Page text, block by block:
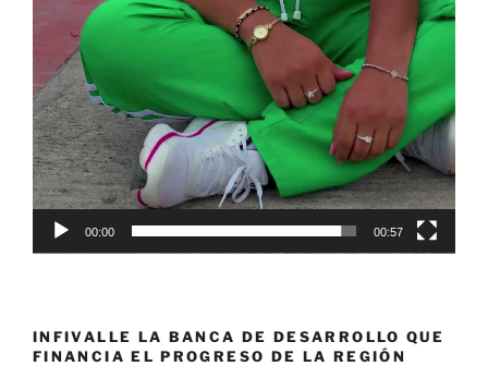
00:00 00:57
INFIVALLE LA BANCA DE DESARROLLO QUE
FINANCIA EL PROGRESO DE LA REGIÓN